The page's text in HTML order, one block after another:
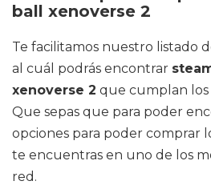
ball xenoverse 2
Te facilitamos nuestro listado
al cuál podrás encontrar
xenoverse 2 que cumplan los
Que sepas que para poder
opciones para poder comprar
te encuentras en uno de los
red.